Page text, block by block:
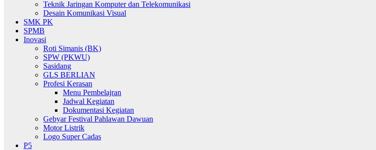
Teknik Jaringan Komputer dan Telekomunikasi
Desain Komunikasi Visual
SMK PK
SPMB
Inovasi
Roti Simanis (BK)
SPW (PKWU)
Sasidang
GLS BERLIAN
Profesi Kerasan
Menu Pembelajran
Jadwal Kegiatan
Dokumentasi Kegiatan
Gebyar Festival Pahlawan Dawuan
Motor Listrik
Logo Super Cadas
P5